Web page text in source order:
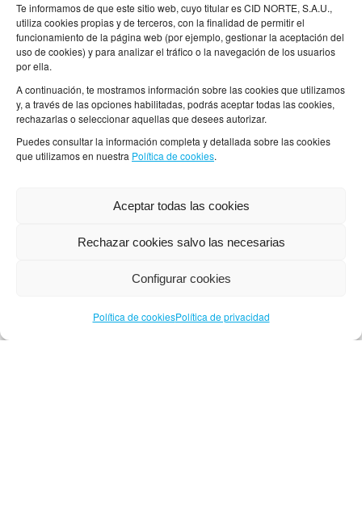
Te informamos de que este sitio web, cuyo titular es CID NORTE, S.A.U.,
utiliza cookies propias y de terceros, con la finalidad de permitir el
funcionamiento de la página web (por ejemplo, gestionar la aceptación del
uso de cookies) y para analizar el tráfico o la navegación de los usuarios
por ella.
A continuación, te mostramos información sobre las cookies que utilizamos
y, a través de las opciones habilitadas, podrás aceptar todas las cookies,
rechazarlas o seleccionar aquellas que desees autorizar.
Puedes consultar la información completa y detallada sobre las cookies
que utilizamos en nuestra Política de cookies.
Aceptar todas las cookies
Rechazar cookies salvo las necesarias
Configurar cookies
Política de cookiesPolítica de privacidad
COALIMENT
Dirección
C/Florida 40
Horario
de lunes a sábado de 9:00 a 20:00
domingos de 9:00 a 14:00
festivos el horario podría cambiar